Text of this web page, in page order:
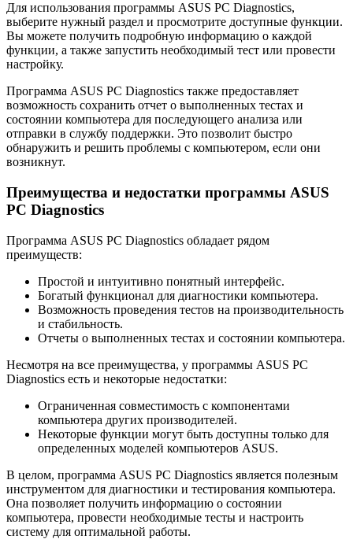
Для использования программы ASUS PC Diagnostics,
выберите нужный раздел и просмотрите доступные функции.
Вы можете получить подробную информацию о каждой
функции, а также запустить необходимый тест или провести
настройку.
Программа ASUS PC Diagnostics также предоставляет
возможность сохранить отчет о выполненных тестах и
состоянии компьютера для последующего анализа или
отправки в службу поддержки. Это позволит быстро
обнаружить и решить проблемы с компьютером, если они
возникнут.
Преимущества и недостатки программы ASUS
PC Diagnostics
Программа ASUS PC Diagnostics обладает рядом
преимуществ:
Простой и интуитивно понятный интерфейс.
Богатый функционал для диагностики компьютера.
Возможность проведения тестов на производительность
и стабильность.
Отчеты о выполненных тестах и состоянии компьютера.
Несмотря на все преимущества, у программы ASUS PC
Diagnostics есть и некоторые недостатки:
Ограниченная совместимость с компонентами
компьютера других производителей.
Некоторые функции могут быть доступны только для
определенных моделей компьютеров ASUS.
В целом, программа ASUS PC Diagnostics является полезным
инструментом для диагностики и тестирования компьютера.
Она позволяет получить информацию о состоянии
компьютера, провести необходимые тесты и настроить
систему для оптимальной работы.